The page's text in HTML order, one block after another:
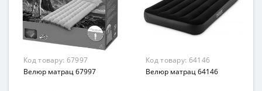
от 3 лет
Материал
Код товару: 67997
Велюр матрац 67997
Код товару: 64146
Велюр матрац 64146